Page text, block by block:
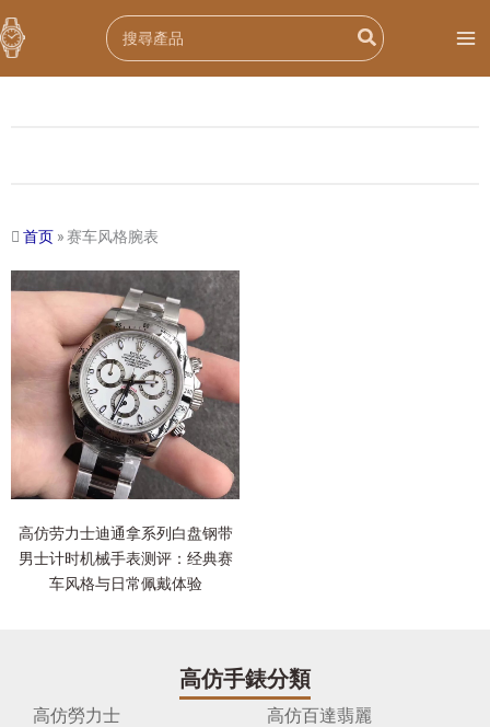
跳
至
内
Search
for:
首页 »赛车风格腕表
高仿劳力士迪通拿系列白盘钢带
男士计时机械手表测评：经典赛
车风格与日常佩戴体验
高仿手錶分類
高仿勞力士
高仿百達翡麗